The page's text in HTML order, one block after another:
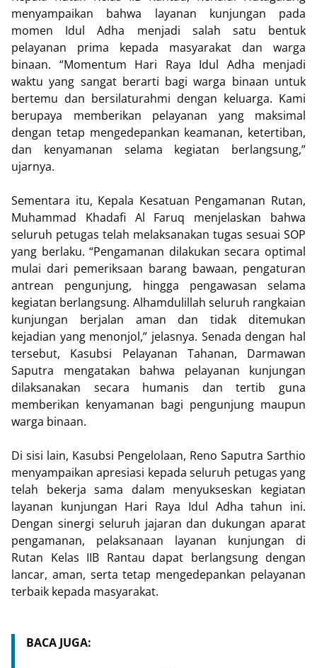
menyampaikan bahwa layanan kunjungan pada
momen Idul Adha menjadi salah satu bentuk
pelayanan prima kepada masyarakat dan warga
binaan. “Momentum Hari Raya Idul Adha menjadi
waktu yang sangat berarti bagi warga binaan untuk
bertemu dan bersilaturahmi dengan keluarga. Kami
berupaya memberikan pelayanan yang maksimal
dengan tetap mengedepankan keamanan, ketertiban,
dan kenyamanan selama kegiatan berlangsung,”
ujarnya.
Sementara itu, Kepala Kesatuan Pengamanan Rutan,
Muhammad Khadafi Al Faruq menjelaskan bahwa
seluruh petugas telah melaksanakan tugas sesuai SOP
yang berlaku. “Pengamanan dilakukan secara optimal
mulai dari pemeriksaan barang bawaan, pengaturan
antrean pengunjung, hingga pengawasan selama
kegiatan berlangsung. Alhamdulillah seluruh rangkaian
kunjungan berjalan aman dan tidak ditemukan
kejadian yang menonjol,” jelasnya. Senada dengan hal
tersebut, Kasubsi Pelayanan Tahanan, Darmawan
Saputra mengatakan bahwa pelayanan kunjungan
dilaksanakan secara humanis dan tertib guna
memberikan kenyamanan bagi pengunjung maupun
warga binaan.
Di sisi lain, Kasubsi Pengelolaan, Reno Saputra Sarthio
menyampaikan apresiasi kepada seluruh petugas yang
telah bekerja sama dalam menyukseskan kegiatan
layanan kunjungan Hari Raya Idul Adha tahun ini.
Dengan sinergi seluruh jajaran dan dukungan aparat
pengamanan, pelaksanaan layanan kunjungan di
Rutan Kelas IIB Rantau dapat berlangsung dengan
lancar, aman, serta tetap mengedepankan pelayanan
terbaik kepada masyarakat.
BACA JUGA: